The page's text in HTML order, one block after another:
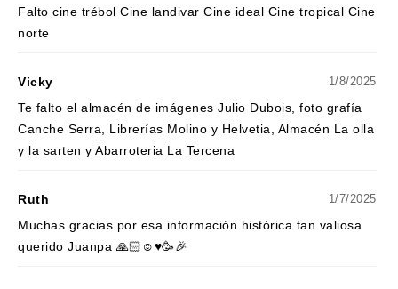
Falto cine trébol Cine landivar Cine ideal Cine tropical Cine
norte
Vicky 1/8/2025
Te falto el almacén de imágenes Julio Dubois, foto grafía
Canche Serra, Librerías Molino y Helvetia, Almacén La olla
y la sarten y Abarroteria La Tercena
Ruth 1/7/2025
Muchas gracias por esa información histórica tan valiosa
querido Juanpa 🙏🏻☺️♥️🥳🎉